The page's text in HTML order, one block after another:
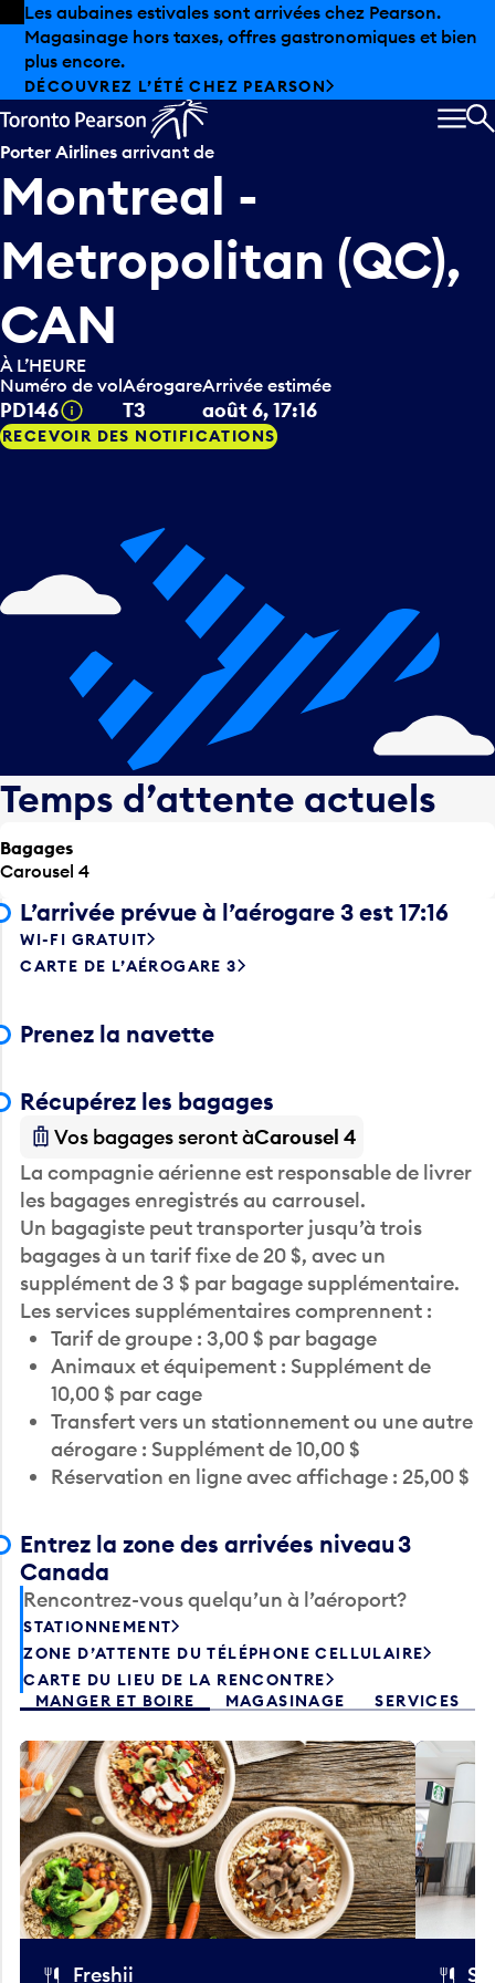
Skip to offers
Passer au contenu principal
Les aubaines estivales sont arrivées chez Pearson.
Magasinage hors taxes, offres gastronomiques et bien
plus encore.
DÉCOUVREZ L’ÉTÉ CHEZ PEARSON
Porter Airlines arrivant de
Montreal -
Metropolitan (QC),
CAN
À L’HEURE
Numéro de vol
PD146 Infobulle
Aérogare
T3
Arrivée estimée
août 6, 17:16
RECEVOIR DES NOTIFICATIONS
Temps d’attente actuels
Bagages
Carousel 4
L’arrivée prévue à l’aérogare 3 est 17:16
WI-FI GRATUIT
CARTE DE L’AÉROGARE 3
Prenez la navette
Récupérez les bagages
Vos bagages seront àCarousel 4
La compagnie aérienne est responsable de livrer
les bagages enregistrés au carrousel.
Un bagagiste peut transporter jusqu’à trois
bagages à un tarif fixe de 20 $, avec un
supplément de 3 $ par bagage supplémentaire.
Les services supplémentaires comprennent :
Tarif de groupe : 3,00 $ par bagage
Animaux et équipement : Supplément de
10,00 $ par cage
Transfert vers un stationnement ou une autre
aérogare : Supplément de 10,00 $
Réservation en ligne avec affichage : 25,00 $
Entrez la zone des arrivées niveau 3
Canada
Rencontrez-vous quelqu’un à l’aéroport?
STATIONNEMENT
ZONE D’ATTENTE DU TÉLÉPHONE CELLULAIRE
CARTE DU LIEU DE LA RENCONTRE
MANGER ET BOIRE
MAGASINAGE SERVICES
Freshii